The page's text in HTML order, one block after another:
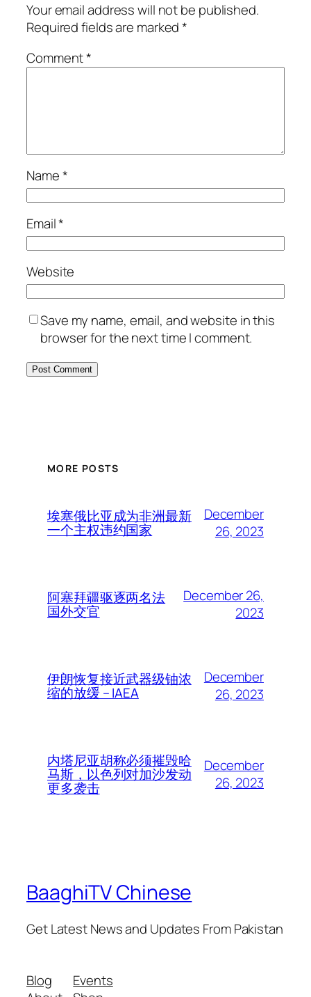
Your email address will not be published.
Required fields are marked*
Comment*
Name*
Email*
Website
Save my name, email, and website in this
browser for the next time I comment.
MORE POSTS
埃塞俄比亚成为非洲最新
一个主权违约国家
December
26, 2023
阿塞拜疆驱逐两名法
国外交官
December 26,
2023
伊朗恢复接近武器级铀浓
缩的放缓 – IAEA
December
26, 2023
内塔尼亚胡称必须摧毁哈
马斯，以色列对加沙发动
更多袭击
December
26, 2023
BaaghiTV Chinese
Get Latest News and Updates From Pakistan
Blog
Events